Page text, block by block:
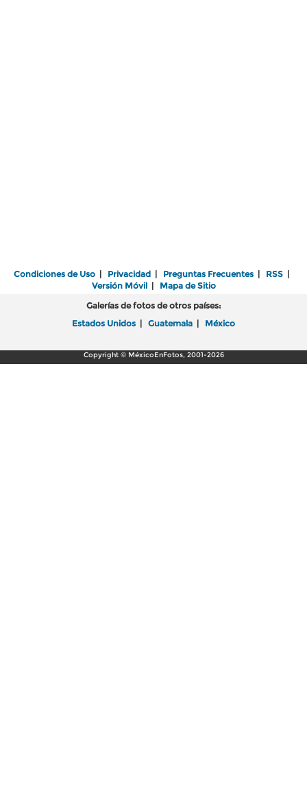
Condiciones de Uso | Privacidad | Preguntas Frecuentes | RSS |
Versión Móvil| Mapa de Sitio
Galerías de fotos de otros países:
Estados Unidos | Guatemala | México
Copyright © MéxicoEnFotos, 2001-2026